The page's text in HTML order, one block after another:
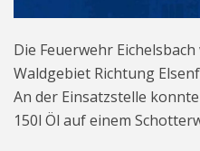
Die Feuerwehr
Waldgebiet Richtung
An der Einsatzstelle
150l Öl auf einem